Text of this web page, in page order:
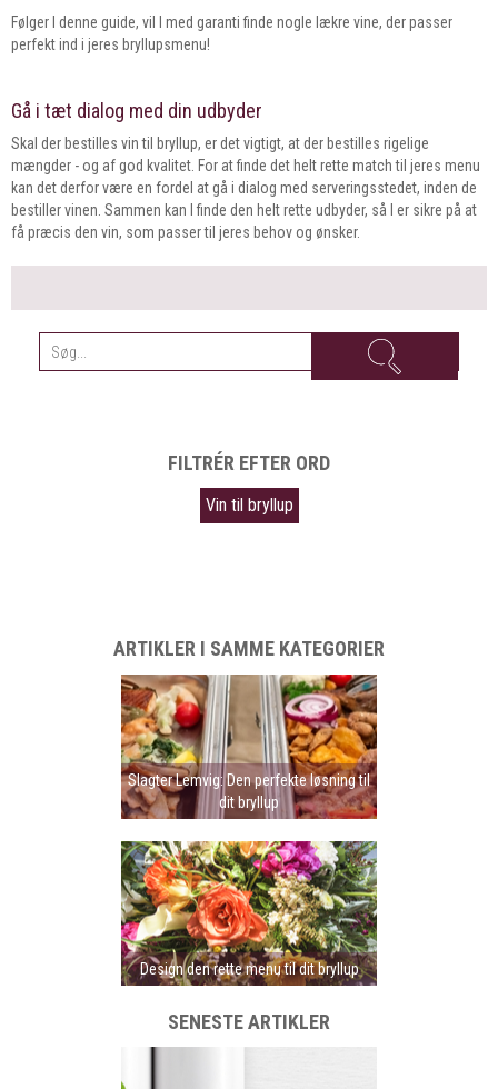
Følger I denne guide, vil I med garanti finde nogle lækre vine, der passer
perfekt ind i jeres bryllupsmenu!
Gå i tæt dialog med din udbyder
Skal der bestilles vin til bryllup, er det vigtigt, at der bestilles rigelige
mængder - og af god kvalitet. For at finde det helt rette match til jeres menu
kan det derfor være en fordel at gå i dialog med serveringsstedet, inden de
bestiller vinen. Sammen kan I finde den helt rette udbyder, så I er sikre på at
få præcis den vin, som passer til jeres behov og ønsker.
FILTRÉR EFTER ORD
Vin til bryllup
ARTIKLER I SAMME KATEGORIER
Slagter Lemvig: Den perfekte løsning til
dit bryllup
Design den rette menu til dit bryllup
SENESTE ARTIKLER